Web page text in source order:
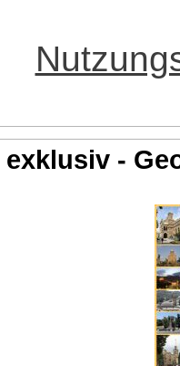
exklusiv -